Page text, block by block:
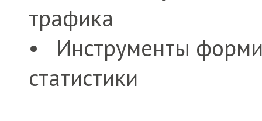
трафика
• Инструменты
статистики